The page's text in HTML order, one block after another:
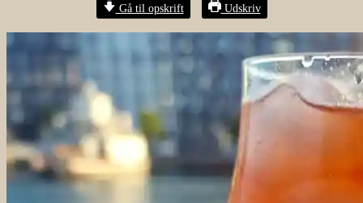
Gå til opskrift Udskriv